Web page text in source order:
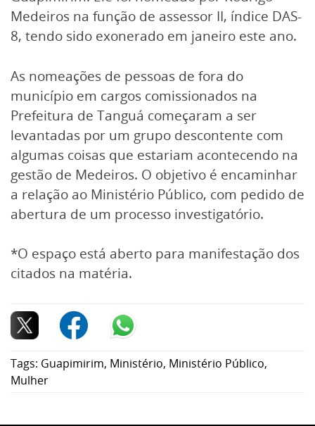
Medeiros na função de assessor II, índice DAS-
8, tendo sido exonerado em janeiro este ano.
As nomeações de pessoas de fora do
município em cargos comissionados na
Prefeitura de Tanguá começaram a ser
levantadas por um grupo descontente com
algumas coisas que estariam acontecendo na
gestão de Medeiros. O objetivo é encaminhar
a relação ao Ministério Público, com pedido de
abertura de um processo investigatório.
*O espaço está aberto para manifestação dos
citados na matéria.
Tags: Guapimirim, Ministério, Ministério Público,
Mulher